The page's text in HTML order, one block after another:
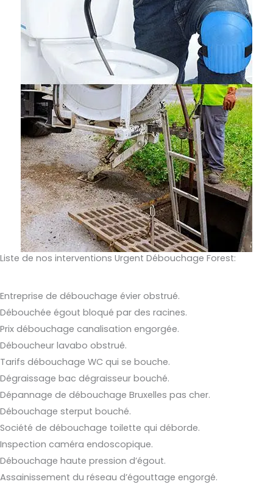
Liste de nos interventions Urgent Débouchage Forest:
Entreprise de débouchage évier obstrué.
Débouchée égout bloqué par des racines.
Prix débouchage canalisation engorgée.
Déboucheur lavabo obstrué.
Tarifs débouchage WC qui se bouche.
Dégraissage bac dégraisseur bouché.
Dépannage de débouchage Bruxelles pas cher.
Débouchage sterput bouché.
Société de débouchage toilette qui déborde.
Inspection caméra endoscopique.
Débouchage haute pression d’égout.
Assainissement du réseau d’égouttage engorgé.